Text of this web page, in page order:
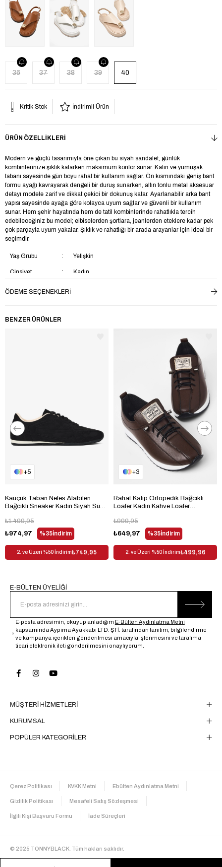
36 37 38 39 40
Kritik Stok İndirimli Ürün
ÜRÜN ÖZELLIKLERI
Modern ve güçlü tasarımıyla öne çıkan bu siyah sandalet, günlük
kombinlerinize şıklık katarken maksimum konfor sunar. Kalın ve yumuşak
tabanı sayesinde gün boyu rahat bir kullanım sağlar. Ön kısmındaki geniş bant
formu ayağı kavrayarak dengeli bir duruş sunarken, altın tonlu metal aksesuar
detayı modele zarif ve dikkat çekici bir dokunuş katar. Ayarlanabilir arka bant
yapısı sayesinde ayağa göre kolayca uyum sağlar ve güvenli bir kullanım
sunar. Hem şehir hayatında hem de tatil kombinlerinde rahatlıkla tercih
edebileceğiniz bu model; elbiselerden şortlara, jeanlerden eteklere kadar pek
çok parçayla uyum yakalar. Şıklık ve rahatlığı bir arada arayanlar için ideal bir
seçimdir.
Yaş Grubu Yetişkin
Cinsiyet Kadın
Desen
Kumaş Tipi
Menşei
ÖDEME SEÇENEKLERI
BENZER ÜRÜNLER
5
Kauçuk Taban Nefes Alabilen
Bağcıklı Sneaker Kadın Siyah Süet
%35İndirim
₺974,97
₺1.499,95
2. ve Üzeri %50 İndirim₺749,95
3
Rahat Kalıp Ortopedik Bağcıklı
Loafer Kadın Kahve Loafer
%35İndirim
₺649,97
₺999,95
2. ve Üzeri %50 İndirim₺499,96
MÜŞTERİ HİZMETLERİ
KURUMSAL
POPÜLER KATEGORİLER
E-BÜLTEN ÜYELİĞİ
E-posta adresimin, okuyup anladığım E-Bülten Aydınlatma Metni
kapsamında Aypima Ayakkabı LTD. ŞTİ. tarafından tanıtım, bilgilendirme
ve kampanya içerikleri gönderilmesi amacıyla işlenmesini ve tarafıma
ticari elektronik ileti gönderilmesini onaylıyorum.
Çerez Politikası KVKK Metni Ebülten Aydınlatma Metni
Gizlilik Politikası Mesafeli Satış Sözleşmesi
İlgili Kişi Başvuru Formu İade Süreçleri
© 2025 TONNYBLACK. Tüm hakları saklıdır.